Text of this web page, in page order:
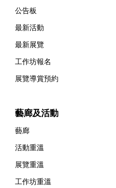
公告板
最新活動
最新展覽
工作坊報名
展覽導賞預約
藝廊及活動
藝廊
活動重溫
展覽重溫
工作坊重溫